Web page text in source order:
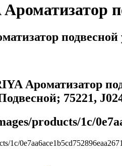
подвесной
Ароматизатор
75221,
products/1c/
1c/